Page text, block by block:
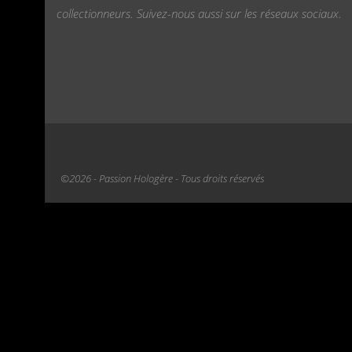
collectionneurs. Suivez-nous aussi sur les réseaux sociaux.
©2026 - Passion Hologère - Tous droits réservés